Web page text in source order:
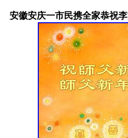
安徽安庆一市民携全家恭祝